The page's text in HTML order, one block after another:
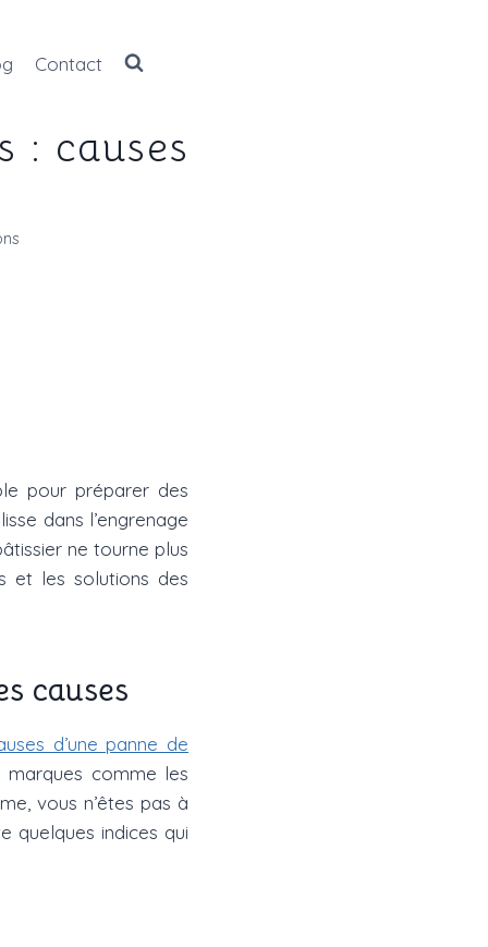
Contact
: causes
pour préparer des
dans l’engrenage
ne tourne plus
et les solutions des
causes
d’une panne de
marques comme les
vous n’êtes pas à
quelques indices qui